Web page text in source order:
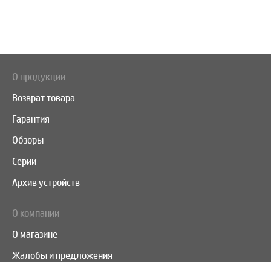
О продукции
Возврат товара
Гарантия
Обзоры
Серии
Архив устройств
О компании
О магазине
Жалобы и предложения